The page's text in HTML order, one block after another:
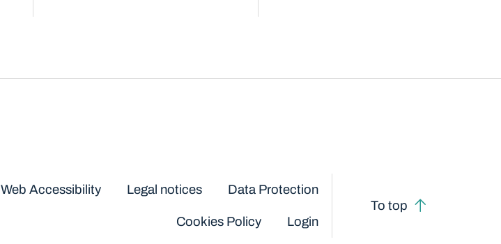
Web Accessibility Legal notices Data Protection
Cookies Policy Login
To top